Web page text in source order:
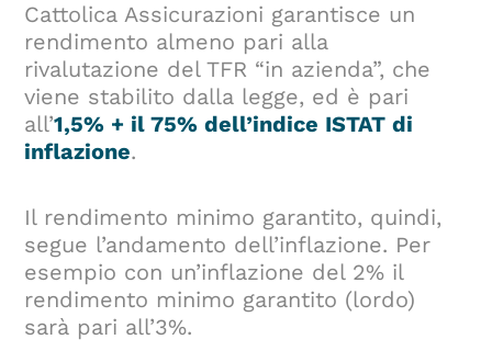
Cattolica Assicurazioni garantisce un
rendimento almeno pari alla
rivalutazione del TFR “in azienda”, che
viene stabilito dalla legge, ed è pari
all’1,5% + il 75% dell’indice ISTAT di
inflazione.
Il rendimento minimo garantito, quindi,
segue l’andamento dell’inflazione. Per
esempio con un’inflazione del 2% il
rendimento minimo garantito (lordo)
sarà pari all’3%.